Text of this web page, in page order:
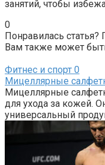
занятий, чтобы
0
Понравилась статья?
Вам также может
Фитнес и спорт 0
Мицеллярные
Мицеллярные
для ухода за кожей.
универсальный